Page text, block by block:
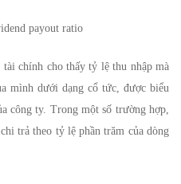
payout ratio
chính cho thấy tỷ lệ thu nhập mà
mình dưới dạng cổ tức, được biểu
công ty. Trong một số trường hợp,
trả theo tỷ lệ phần trăm của dòng